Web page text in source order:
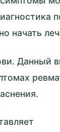
начать
Данный